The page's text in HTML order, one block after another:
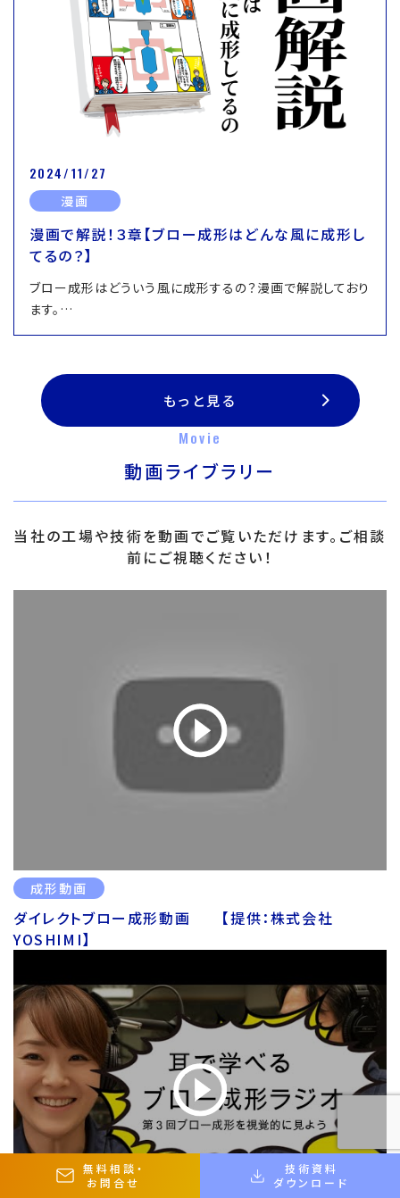
2024/11/27
漫画
漫画で解説！３章【ブロー成形はどんな風に成形し
てるの？】
ブロー成形はどういう風に成形するの？漫画で解説しており
ます。…
もっと見る
Movie
動画ライブラリー
当社の工場や技術を動画でご覧いただけます。ご相談
前にご視聴ください！
成形動画
ダイレクトブロー成形動画 【提供：株式会社
YOSHIMI】
無料相談 ・
お問合せ
技術資料
ダウンロード